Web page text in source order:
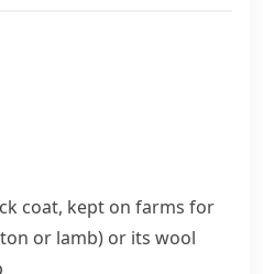
coat, kept on farms for
or lamb) or its wool